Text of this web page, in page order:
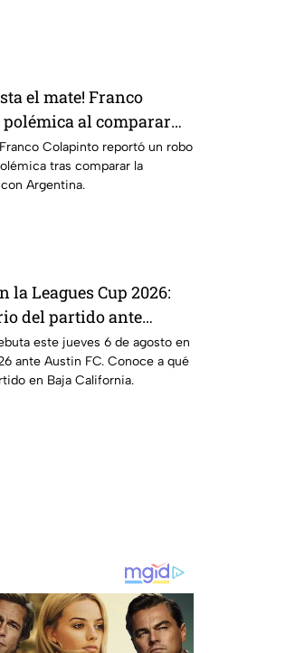
el mate! Franco
al comparar
y Argentina
Colapinto reportó un robo
tras comparar la
Argentina.
la Leagues Cup 2026:
del partido ante
este jueves 6 de agosto en
ante Austin FC. Conoce a qué
en Baja California.